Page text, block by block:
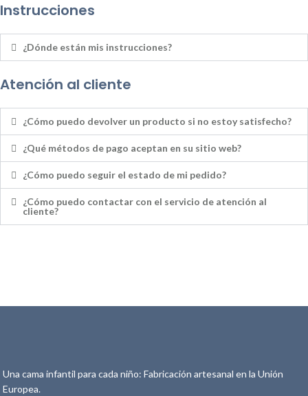
Instrucciones
¿Dónde están mis instrucciones?
Atención al cliente
¿Cómo puedo devolver un producto si no estoy satisfecho?
¿Qué métodos de pago aceptan en su sitio web?
¿Cómo puedo seguir el estado de mi pedido?
¿Cómo puedo contactar con el servicio de atención al
cliente?
Una cama infantil para cada niño: Fabricación artesanal en la Unión
Europea.